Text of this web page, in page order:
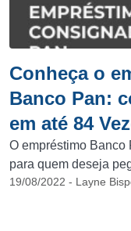
Conheça o
Banco Pan:
em até 84
O empréstimo Banco
para quem deseja
19/08/2022 - Layne